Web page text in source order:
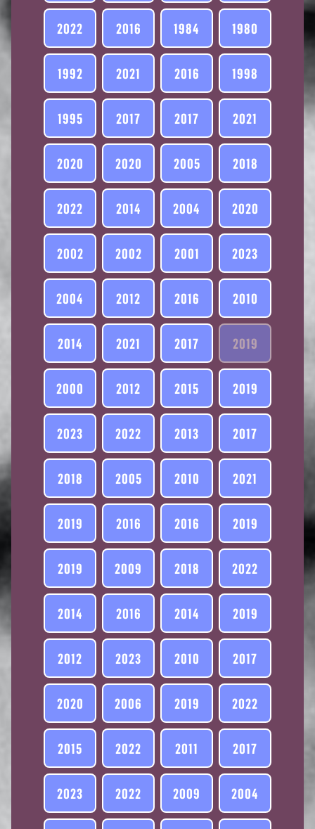
2022 2016 1984 1980
1992 2021 2016 1998
1995 2017 2017 2021
2020 2020 2005 2018
2022 2014 2004 2020
2002 2002 2001 2023
2004 2012 2016 2010
2014 2021 2017 2019
2000 2012 2015 2019
2023 2022 2013 2017
2018 2005 2010 2021
2019 2016 2016 2019
2019 2009 2018 2022
2014 2016 2014 2019
2012 2023 2010 2017
2020 2006 2019 2022
2015 2022 2011 2017
2023 2022 2009 2004